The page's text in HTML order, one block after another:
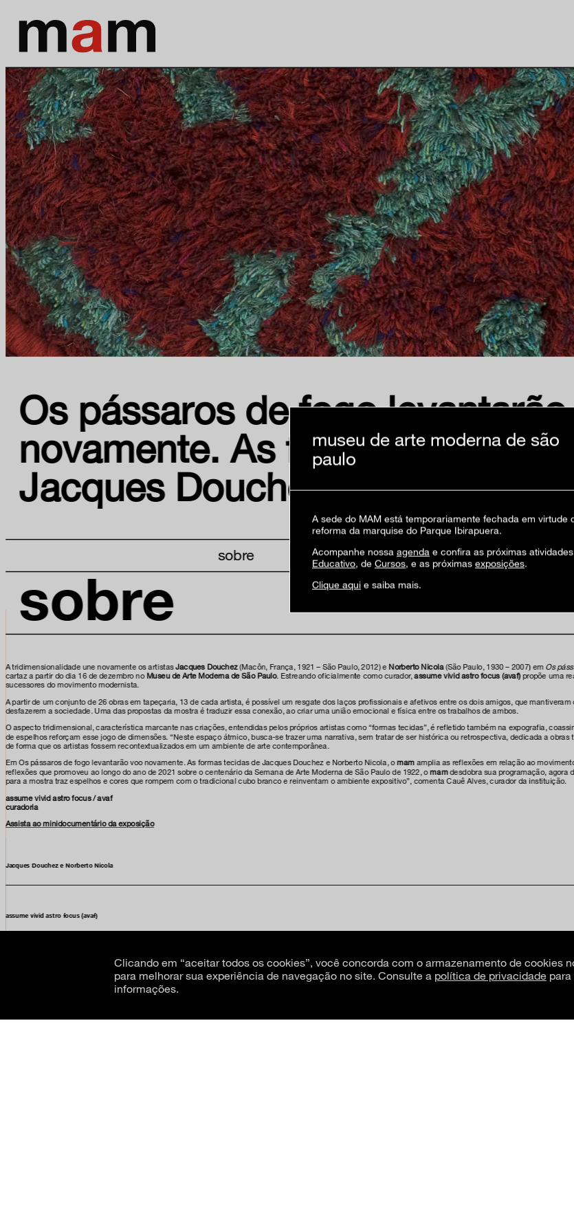
Os pássaros de fogo
novamente. As formas tecidas
Jacques Douchez e Norberto
sobre
sobre
A tridimensionalidade une novamente os artistasJacques Douchez(Macôn, França, 1921 – São Paulo, 2012) e Norberto Nicola(São Paulo, 1930 – 2007) emOs
cartaz a partir do dia 16 de dezembro noMuseu de Arte Moderna de São Paulo. Estreando oficialmente como curador,assume vivid astro focus (avaf)propõe uma
sucessores do movimento modernista.
A partir de um conjunto de 26 obras em tapeçaria, 13 de cada artista, é possível um resgate dos laços profissionais e afetivos entre os dois amigos, que
desfazerem a sociedade. Uma das propostas da mostra é traduzir essa conexão, ao criar uma união emocional e física entre os trabalhos de ambos.
O aspecto tridimensional, característica marcante nas criações, entendidas pelos próprios artistas como “formas tecidas”, é refletido também na expografia,
de espelhos reforçam esse jogo de dimensões. “Neste espaço átmico, busca-se trazer uma narrativa, sem tratar de ser histórica ou retrospectiva, dedicada a
de forma que os artistas fossem recontextualizados em um ambiente de arte contemporânea.
Em Os pássaros de fogo levantarão voo novamente. As formas tecidas de Jacques Douchez e Norberto Nicola, omam amplia as reflexões em relação ao
reflexões que promoveu ao longo do ano de 2021 sobre o centenário da Semana de Arte Moderna de São Paulo de 1922, omamdesdobra sua programação, agora
para a mostra traz espelhos e cores que rompem com o tradicional cubo branco e reinventam o ambiente expositivo”, comenta Cauê Alves, curador da instituição.
assume vivid astro focus / avaf
curadoria
Assista ao minidocumentário da exposição
Jacques Douchez e Norberto Nicola
assume vivid astro focus (avaf)
facebook
instagram
linkedIn
youtube
CNPJ: 62.520.218/0001-24Razão social: Museu de Arte Moderna de São Paulo
museu de arte moderna de são
paulo
A sede do MAM está temporariamente fechada em virtude
reforma da marquise do Parque Ibirapuera.
Acompanhe nossa agenda e confira as próximas
Educativo, de Cursos, e as próximas exposições.
Clique aqui e saiba mais.
Clicando em “aceitar todos os cookies”, você concorda com o armazenamento de cookies
para melhorar sua experiência de navegação no site. Consulte a política de privacidade
informações.